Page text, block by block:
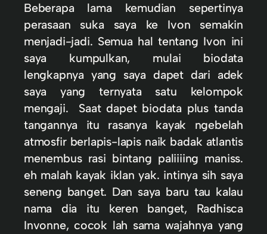
Beberapa lama kemudian sepertinya
perasaan suka saya ke Ivon semakin
menjadi-jadi. Semua hal tentang Ivon ini
saya kumpulkan, mulai biodata
lengkapnya yang saya dapet dari adek
saya yang ternyata satu kelompok
mengaji. Saat dapet biodata plus tanda
tangannya itu rasanya kayak ngebelah
atmosfir berlapis-lapis naik badak atlantis
menembus rasi bintang paliiiing maniss.
eh malah kayak iklan yak. intinya sih saya
seneng banget. Dan saya baru tau kalau
nama dia itu keren banget, Radhisca
Invonne, cocok lah sama wajahnya yang